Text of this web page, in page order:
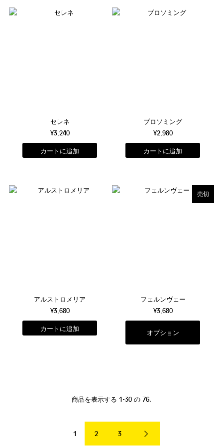
セレネ
¥3,240
ブロソミング
¥2,980
アルストロメリア
¥3,680
売切
フェルンヴェー
¥3,680
オプション
商品を表示する 1-30 の 76.
1 2 3